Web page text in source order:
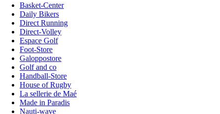
Basket-Center
Daily Bikers
Direct Running
Direct-Volley
Espace Golf
Foot-Store
Galoppostore
Golf and co
Handball-Store
House of Rugby
La sellerie de Maé
Made in Paradis
Nauti-wave